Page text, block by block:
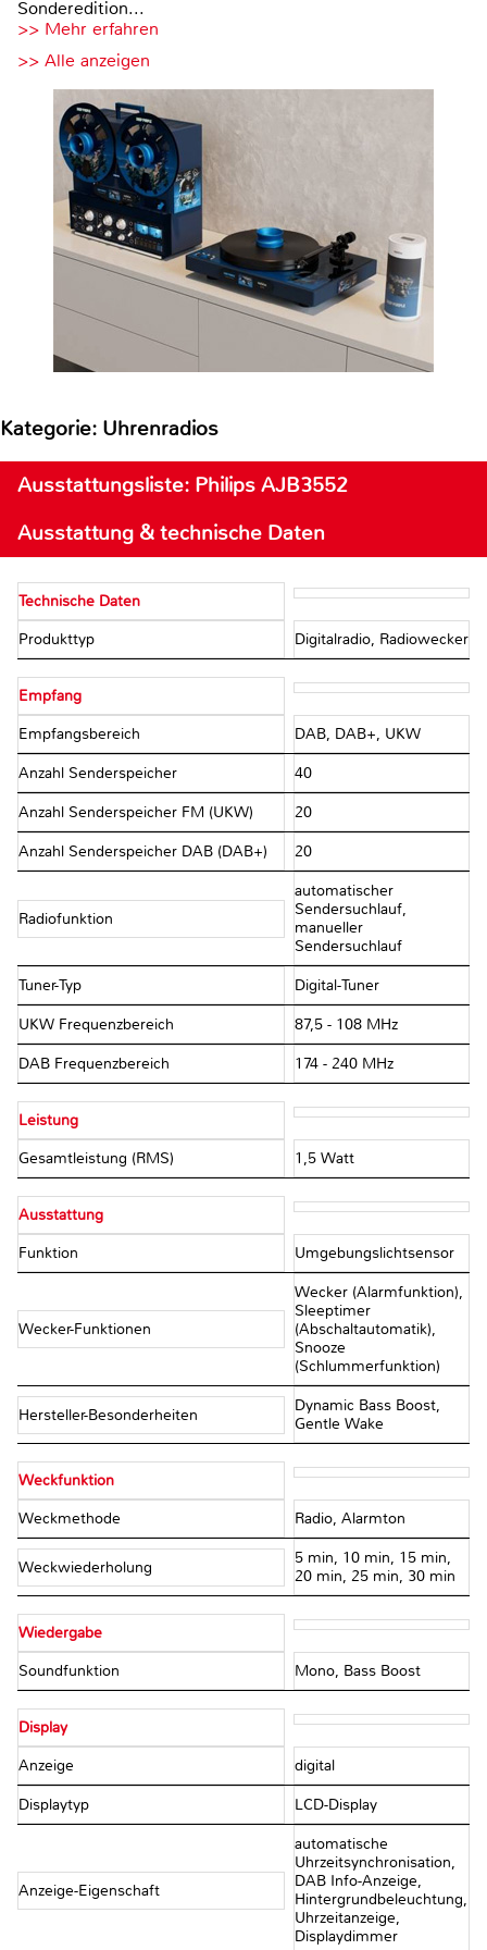
Sonderedition...
>> Mehr erfahren
>> Alle anzeigen
Kategorie: Uhrenradios
Ausstattungsliste: Philips AJB3552
Ausstattung & technische Daten
Technische Daten
Produkttyp Digitalradio, Radiowecker
Empfang
Empfangsbereich DAB, DAB+, UKW
Anzahl Senderspeicher 40
Anzahl Senderspeicher FM (UKW) 20
Anzahl Senderspeicher DAB (DAB+) 20
Radiofunktion
automatischer
Sendersuchlauf,
manueller
Sendersuchlauf
Tuner-Typ Digital-Tuner
UKW Frequenzbereich 87,5 - 108 MHz
DAB Frequenzbereich 174 - 240 MHz
Leistung
Gesamtleistung (RMS) 1,5 Watt
Ausstattung
Funktion Umgebungslichtsensor
Wecker-Funktionen
Wecker (Alarmfunktion),
Sleeptimer
(Abschaltautomatik),
Snooze
(Schlummerfunktion)
Hersteller-Besonderheiten
Dynamic Bass Boost,
Gentle Wake
Weckfunktion
Weckmethode Radio, Alarmton
Weckwiederholung
5 min, 10 min, 15 min,
20 min, 25 min, 30 min
Wiedergabe
Soundfunktion Mono, Bass Boost
Display
Anzeige digital
Displaytyp LCD-Display
Anzeige-Eigenschaft
automatische
Uhrzeitsynchronisation,
DAB Info-Anzeige,
Hintergrundbeleuchtung,
Uhrzeitanzeige,
Displaydimmer